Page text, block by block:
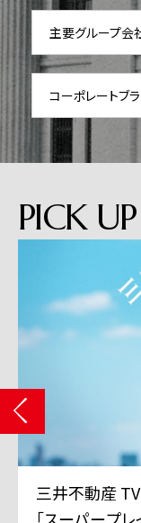
主要グループ会
コーポレートブ
PICK UP
三井不動産